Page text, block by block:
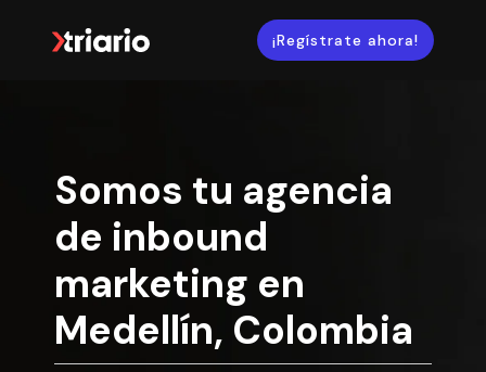
¡Regístrate ahora!
Somos tu agencia
de inbound
marketing en
Medellín, Colombia